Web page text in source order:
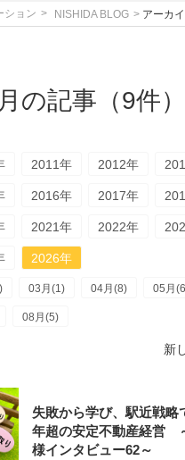
ション NISHIDA BLOG アーカ
の記事（9件）
2011年 2012年
2016年 2017年
2021年 2022年
2026年
03月(1) 04月(8) 05月
08月(5)
新
失敗から学び、駅近戦略
年超の安定不動産経営
様インタビュー62～